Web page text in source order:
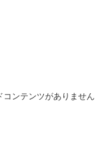
ンテンツがありません